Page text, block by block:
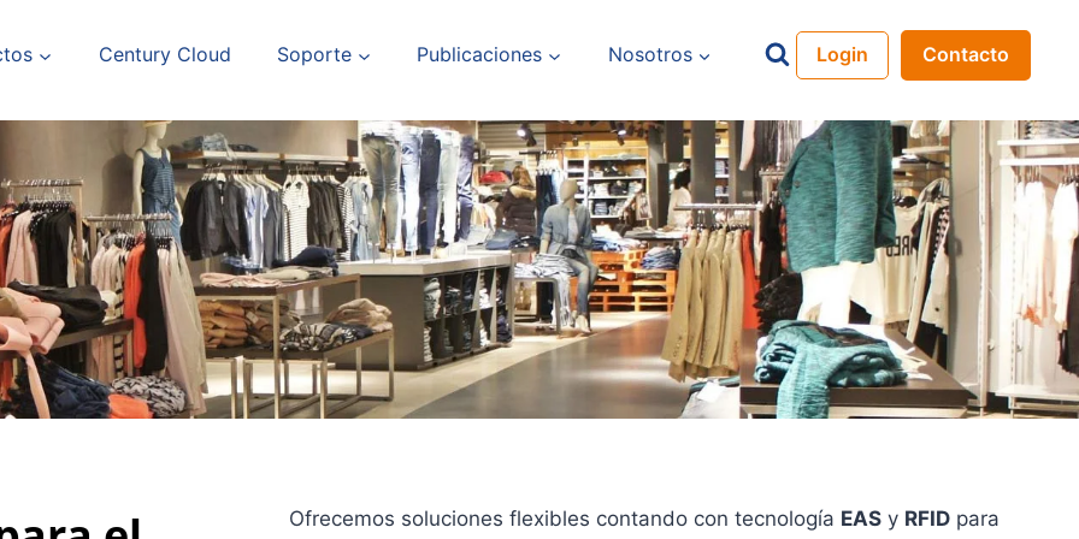
Century Cloud Soporte Publicaciones Nosotros Login Contacto
Ofrecemos soluciones flexibles contando con tecnología EAS y RFID para